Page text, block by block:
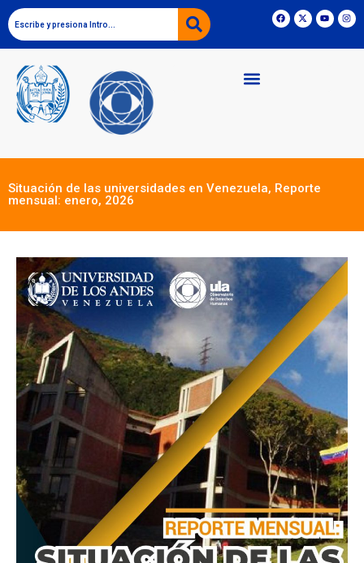
Situación de las universidades en Venezuela, Reporte
mensual: enero, 2026